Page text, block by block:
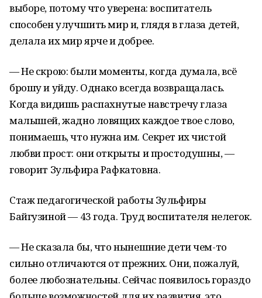
выборе, потому что уверена: воспитатель
способен улучшить мир и, глядя в глаза детей,
делала их мир ярче и добрее.
— Не скрою: были моменты, когда думала, всё
брошу и уйду. Однако всегда возвращалась.
Когда видишь распахнутые навстречу глаза
малышей, жадно ловящих каждое твое слово,
понимаешь, что нужна им. Секрет их чистой
любви прост: они открыты и простодушны, —
говорит Зульфира Рафкатовна.
Стаж педагогической работы Зульфиры
Байгузиной — 43 года. Труд воспитателя нелегок.
— Не сказала бы, что нынешние дети чем-то
сильно отличаются от прежних. Они, пожалуй,
более любознательны. Сейчас появилось гораздо